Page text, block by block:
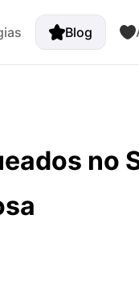
Blog
no